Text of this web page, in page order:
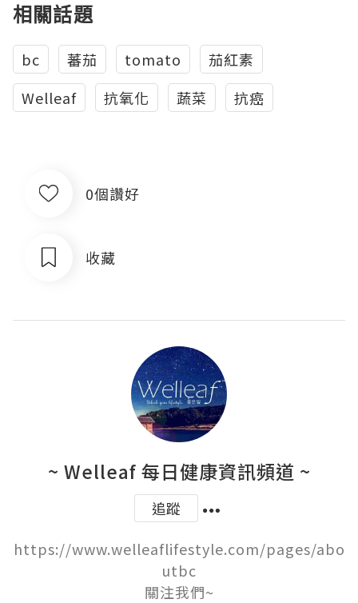
相關話題
bc 蕃茄 tomato
茄紅素
Welleaf
抗氧化 蔬菜 抗癌
0個讚好
收藏
~ Welleaf 每日健康資訊頻道 ~
追蹤
https://www.welleaflifestyle.com/pages/abo
utbc
關注我們~